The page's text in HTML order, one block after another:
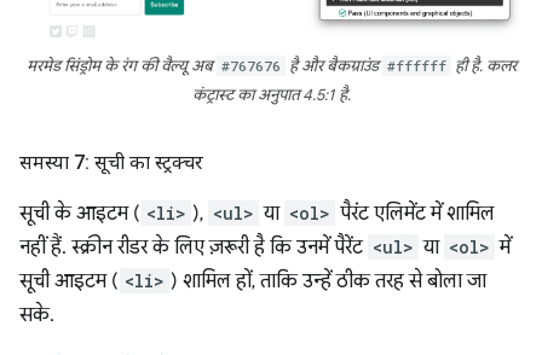
मरमेड सिंड्रोम के रंग की वैल्यू अब #767676 है और बैकग्राउंड #ffffff ही है. कलर
कंट्रास्ट का अनुपात 4.5:1 है.
समस्या 7: सूची का स्ट्रक्चर
सूची के आइटम ( <li> ), <ul> या <ol> पैरंट एलिमेंट में शामिल
नहीं हैं. स्क्रीन रीडर के लिए ज़रूरी है कि उनमें पैरेंट <ul> या <ol> में
सूची आइटम ( <li> ) शामिल हों, ताकि उन्हें ठीक तरह से बोला जा
सके.